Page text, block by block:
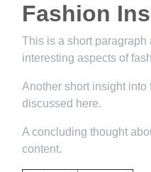
Fashion
This is a short paragraph
interesting aspects of
Another short insight
discussed here.
A concluding thought
content.